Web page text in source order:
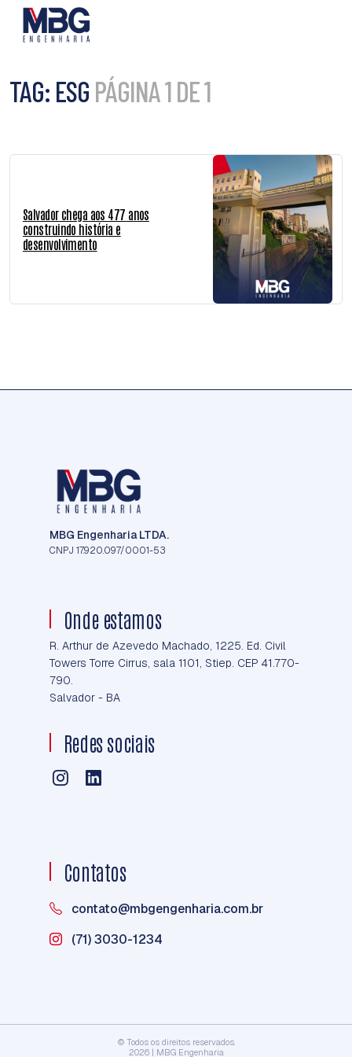
TAG: ESG PÁGINA 1 DE 1
Salvador chega aos 477 anos
construindo história e
desenvolvimento
MBG Engenharia LTDA.
CNPJ 17.920.097/0001-53
Onde estamos
R. Arthur de Azevedo Machado, 1225. Ed. Civil
Towers Torre Cirrus, sala 1101, Stiep. CEP 41.770-
790.
Salvador - BA
Redes sociais
Contatos
contato@mbgengenharia.com.br
(71) 3030-1234
© Todos os direitos reservados.
2026 | MBG Engenharia